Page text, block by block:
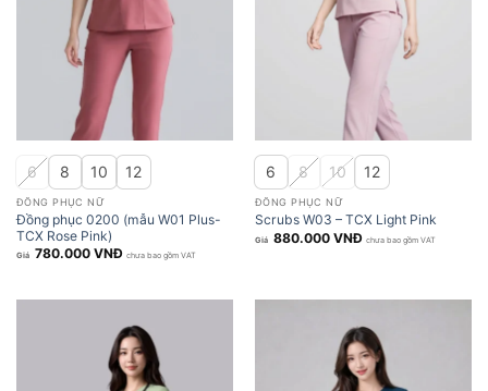
6 8 10 12
ĐỒNG PHỤC NỮ
Đồng phục 0200 (mẫu W01 Plus-
TCX Rose Pink)
780.000VNĐ chưa bao gồm VAT
6 8 10 12
ĐỒNG PHỤC NỮ
Scrubs W03 – TCX Light Pink
880.000VNĐ chưa bao gồm VAT